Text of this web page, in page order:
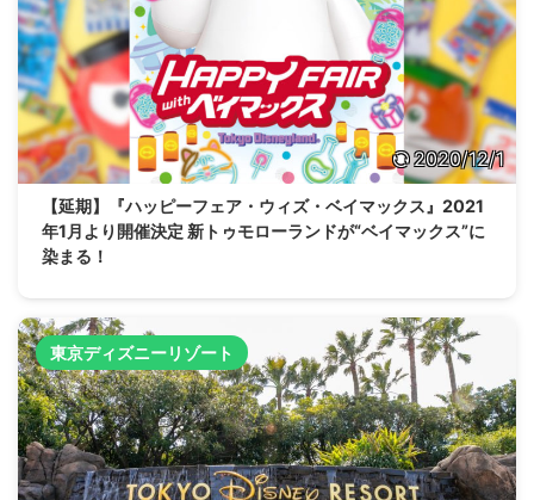
2020/12/1
【延期】『ハッピーフェア・ウィズ・ベイマックス』2021
年1月より開催決定 新トゥモローランドが“ベイマックス”に
染まる！
東京ディズニーリゾート